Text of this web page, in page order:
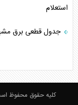
استعلام
جدول قطعی برق مشهد فردا جمعه ۱۶
کلیه حقوق محفوظ